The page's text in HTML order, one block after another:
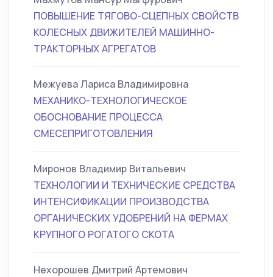
ПОВЫШЕНИЕ ТЯГОВО-СЦЕПНЫХ СВОЙСТВ
КОЛЕСНЫХ ДВИЖИТЕЛЕЙ МАШИННО-
ТРАКТОРНЫХ АГРЕГАТОВ
Межуева Лариса Владимировна
МЕХАНИКО-ТЕХНОЛОГИЧЕСКОЕ
ОБОСНОВАНИЕ ПРОЦЕССА
СМЕСЕПРИГОТОВЛЕНИЯ
Миронов Владимир Витальевич
ТЕХНОЛОГИИ И ТЕХНИЧЕСКИЕ СРЕДСТВА
ИНТЕНСИФИКАЦИИ ПРОИЗВОДСТВА
ОРГАНИЧЕСКИХ УДОБРЕНИЙ НА ФЕРМАХ
КРУПНОГО РОГАТОГО СКОТА
Нехорошев Дмитрий Артемович